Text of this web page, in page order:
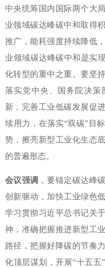
中央统筹国内国际两个大
业领域碳达峰碳中和取得
推广，能耗强度持续降低
业领域碳达峰碳中和是实
化转型的重中之重。要坚
落实党中央、国务院决策
新，完善工业低碳发展促
续用力，在落实“双碳”目
势，擦亮新型工业化生态
的普遍形态。
会议强调 ，要锚定碳达峰
创新驱动，加快工业绿色
学习贯彻习近平总书记关
神，准确把握推进新型工
路径，把握好降碳的节奏
化顶层谋划，开展“十五